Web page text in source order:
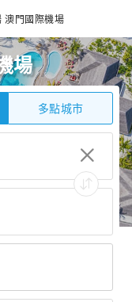
澳門國際機場
場
多點城市